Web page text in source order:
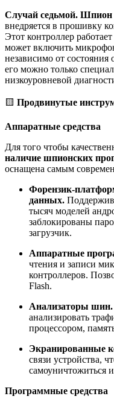
Случай седьмой. Шпион
внедряется в прошивку
Этот контроллер
может включить
независимо от
его можно только
низкоуровневой
🟨 Продвинутые
Аппаратные средства
Для того чтобы
наличие шпионских
оснащена самым
Форензик-
данных.
тысяч моделей
заблокированы
загрузчик.
Аппаратные
чтения и записи
контроллеров.
Flash.
Анализаторы шин.
анализировать
процессором,
Экранированные
связи устройства,
самоуничтожиться
Программные средства